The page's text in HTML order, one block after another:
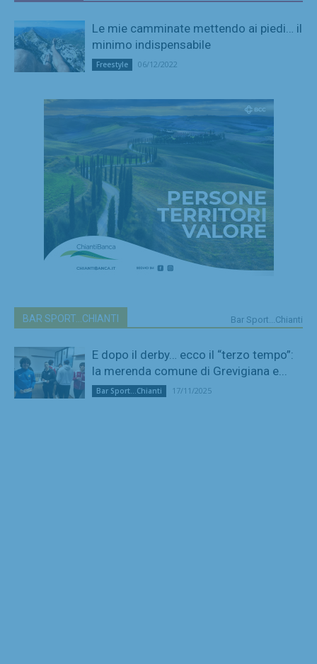
Le mie camminate mettendo ai piedi… il
minimo indispensabile
Freestyle 06/12/2022
BAR SPORT...CHIANTI Bar Sport...Chianti
E dopo il derby… ecco il “terzo tempo”:
la merenda comune di Grevigiana e...
Bar Sport...Chianti 17/11/2025